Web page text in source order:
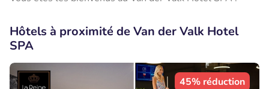
Hôtels à proximité de Van der Valk Hotel
SPA
45% réduction